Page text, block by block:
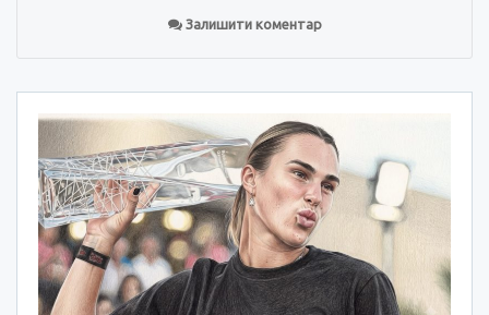
Залишити коментар